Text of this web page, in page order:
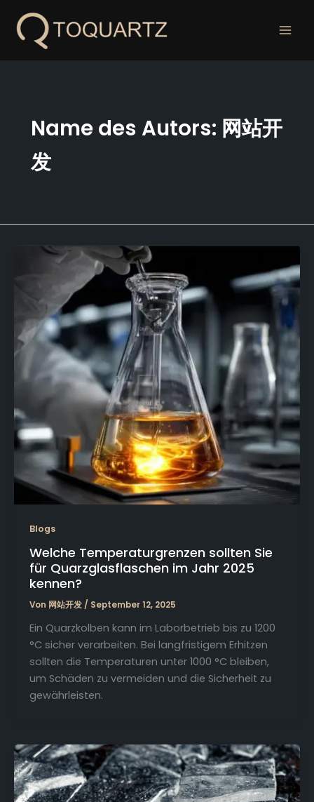
Inhalt
springen
Name des Autors: 网站开
发
Blogs
Welche Temperaturgrenzen sollten Sie
für Quarzglasflaschen im Jahr 2025
kennen?
Von 网站开发 / September 12, 2025
Ein Quarzkolben kann im Laborbetrieb bis zu 1200
°C sicher verarbeiten. Bei langfristigem Erhitzen
sollten die Temperaturen unter 1000 °C bleiben,
um Schäden zu vermeiden und die Sicherheit zu
gewährleisten.